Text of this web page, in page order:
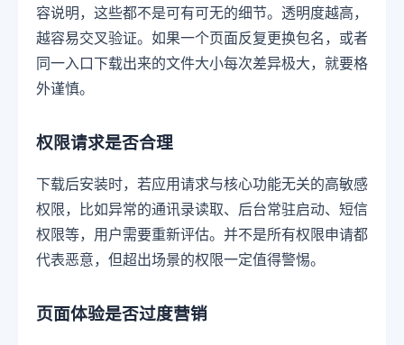
容说明，这些都不是可有可无的细节。透明度越高，
越容易交叉验证。如果一个页面反复更换包名，或者
同一入口下载出来的文件大小每次差异极大，就要格
外谨慎。
权限请求是否合理
下载后安装时，若应用请求与核心功能无关的高敏感
权限，比如异常的通讯录读取、后台常驻启动、短信
权限等，用户需要重新评估。并不是所有权限申请都
代表恶意，但超出场景的权限一定值得警惕。
页面体验是否过度营销